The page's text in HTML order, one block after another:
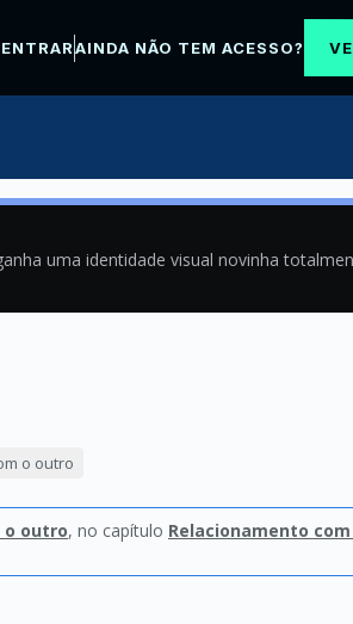
ENTRARAINDA NÃO TEM ACESSO?
uma identidade visual novinha
o outro
o outro, no capítulo Relacionamento